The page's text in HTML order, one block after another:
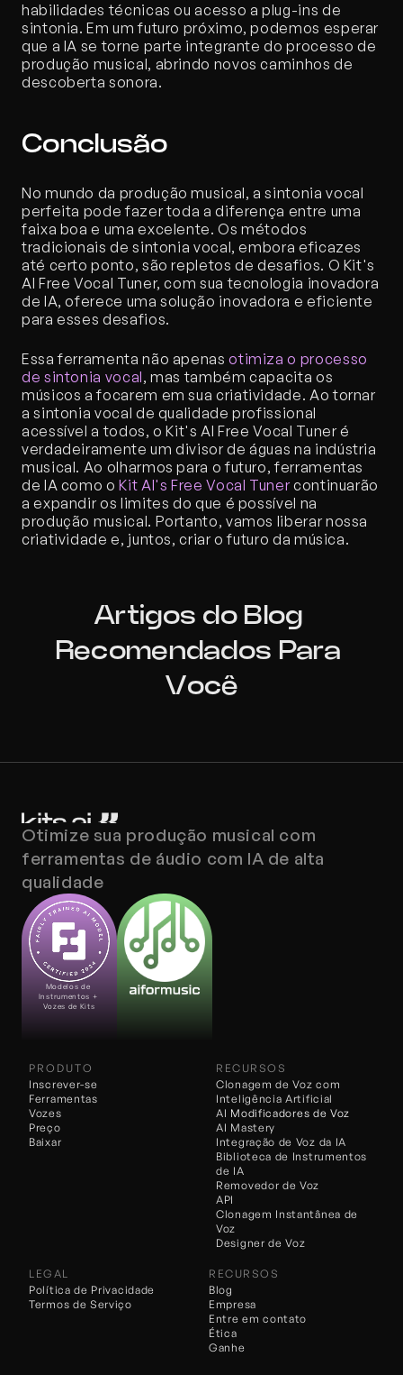
habilidades técnicas ou acesso a plug-ins de
sintonia. Em um futuro próximo, podemos esperar
que a IA se torne parte integrante do processo de
produção musical, abrindo novos caminhos de
descoberta sonora.
Conclusão
No mundo da produção musical, a sintonia vocal
perfeita pode fazer toda a diferença entre uma
faixa boa e uma excelente. Os métodos
tradicionais de sintonia vocal, embora eficazes
até certo ponto, são repletos de desafios. O Kit's
AI Free Vocal Tuner, com sua tecnologia inovadora
de IA, oferece uma solução inovadora e eficiente
para esses desafios.
Essa ferramenta não apenas otimiza o processo
de sintonia vocal, mas também capacita os
músicos a focarem em sua criatividade. Ao tornar
a sintonia vocal de qualidade profissional
acessível a todos, o Kit's AI Free Vocal Tuner é
verdadeiramente um divisor de águas na indústria
musical. Ao olharmos para o futuro, ferramentas
de IA como o Kit AI's Free Vocal Tuner continuarão
a expandir os limites do que é possível na
produção musical. Portanto, vamos liberar nossa
criatividade e, juntos, criar o futuro da música.
Artigos do Blog
Recomendados Para
Você
Otimize sua produção musical com
ferramentas de áudio com IA de alta
qualidade
Modelos de
Instrumentos +
Vozes de Kits
PRODUTO
Inscrever-se
Ferramentas
Vozes
Preço
Baixar
RECURSOS
Clonagem de Voz com
Inteligência Artificial
Integração de Voz da IA
AI Modificadores de Voz
AI Mastery
Biblioteca de Instrumentos
de IA
Removedor de Voz
API
Clonagem Instantânea de
Voz
Designer de Voz
LEGAL
Política de Privacidade
Termos de Serviço
RECURSOS
Blog
Empresa
Entre em contato
Ética
Ganhe